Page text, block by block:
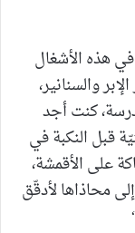
هذه الأشغال
والسنانير،
كنت أجد
قبل النكبة في
على الأقمشة،
محاذاها لأدقّق